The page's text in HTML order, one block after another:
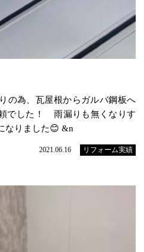
の為、瓦屋根からガルバ鋼板へ
でした！ 雨漏りも無くなりす
なりました😊 &n
2021.06.16 リフォーム実績